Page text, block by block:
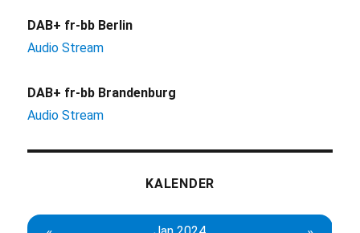
DAB+ fr-bb Berlin
Audio Stream
DAB+ fr-bb Brandenburg
Audio Stream
KALENDER